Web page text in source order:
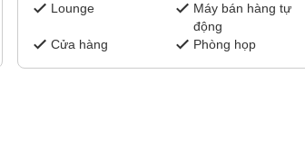
Lounge
Máy bán hàng tự
động
Cửa hàng
Phòng họp